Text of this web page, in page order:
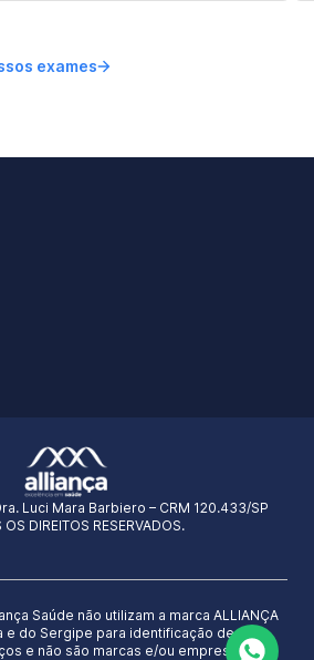
exames
Luci Mara Barbiero – CRM 120.433/SP
DIREITOS RESERVADOS.
Saúde não utilizam a marca ALLIANÇA
e do Sergipe para identificação de seus
e não são marcas e/ou empresas